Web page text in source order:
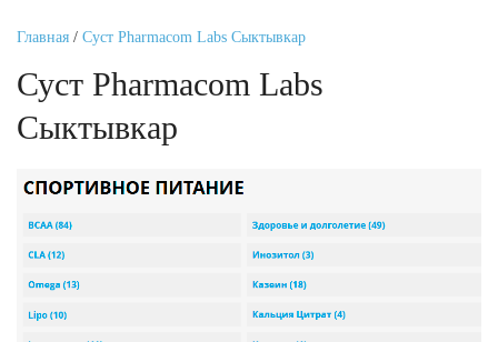
Главная / Суст Pharmacom Labs Сыктывкар
Суст Pharmacom Labs
Сыктывкар